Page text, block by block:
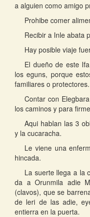
a alguien como amigo
Prohibe comer
Recibir a Inle abata
Hay posible viaje
El dueño de este
los eguns, porque
familiares o protectores.
Contar con
los caminos y para
Aqui hablan las 3
y la cucaracha.
Le viene una
hincada.
La suerte llega a la
da a Orunmila adie
(clavos), que se
de leri de las adie,
entierra en la puerta.